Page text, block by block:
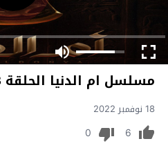
مسلسل ام الدنيا الحلقة 3
18 نوفمبر 2022
6
0